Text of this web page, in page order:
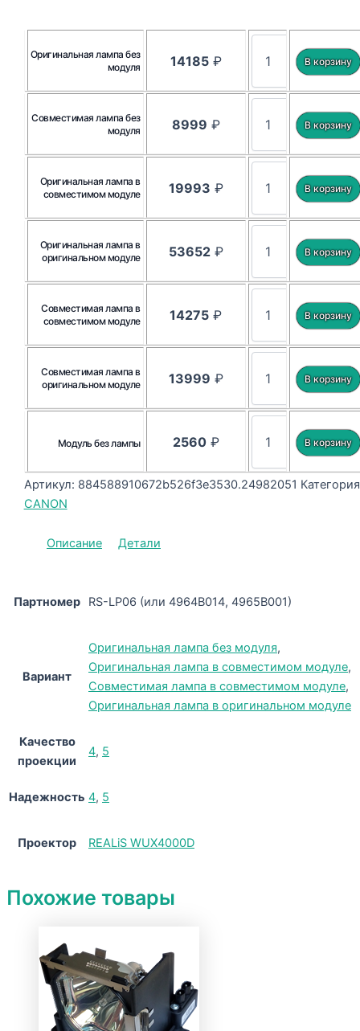
Оригинальная лампа без
модуля
14185₽
Совместимая лампа без
модуля
8999 ₽
Оригинальная лампа в
совместимом модуле
19993 ₽
Оригинальная лампа в
оригинальном модуле
53652₽
Совместимая лампа в
совместимом модуле
14275 ₽
Совместимая лампа в
оригинальном модуле
13999 ₽
Модуль без лампы 2560₽
Артикул: 884588910672b526f3e3530.24982051
CANON
Описание Детали
Партномер RS-LP06 (или 4964B014, 4965B001)
Вариант
Оригинальная лампа без модуля,
Оригинальная лампа в совместимом модуле,
Совместимая лампа в совместимом модуле,
Оригинальная лампа в оригинальном модуле
Качество
проекции
4, 5
Надежность 4, 5
Проектор REALiS WUX4000D
Похожие товары